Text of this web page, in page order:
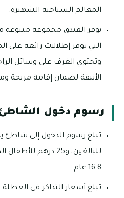
المعالم السياحية الشهيرة.
يوفر الفندق مجموعة متنوعة
التي توفر إطلالات رائعة على
وتحتوي الغرف على وسائل
الأنيقة لضمان إقامة مريحة
رسوم دخول
للبالغين، و25 درهم
8-16 عام.